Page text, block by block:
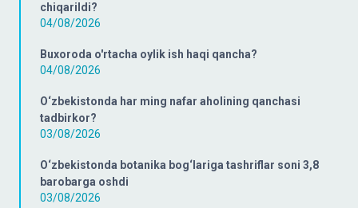
chiqarildi?
04/08/2026
Buxoroda o'rtacha oylik ish haqi qancha?
04/08/2026
O‘zbekistonda har ming nafar aholining qanchasi
tadbirkor?
03/08/2026
O‘zbekistonda botanika bog‘lariga tashriflar soni 3,8
barobarga oshdi
03/08/2026